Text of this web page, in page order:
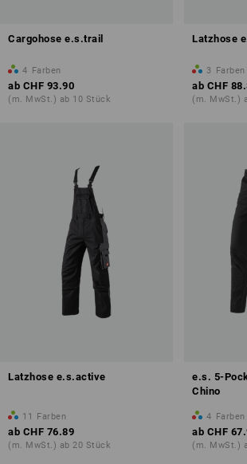
Cargohose e.s.trail
4 Farben
ab CHF 93.90
(m. MwSt.) ab 10 Stück
Latzhose
3 Farben
ab CHF
(m. MwSt.)
Latzhose e.s.active
11 Farben
ab CHF 76.89
(m. MwSt.) ab 20 Stück
e.s. 5-
Chino
4 Farben
ab CHF
(m. MwSt.)